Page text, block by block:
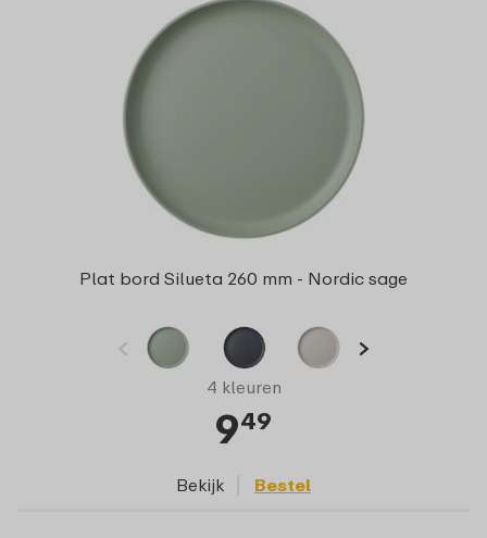
Plat bord Silueta 260 mm - Nordic sage
4 kleuren
949
Bekijk Bestel